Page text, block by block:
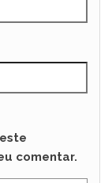
comentar.